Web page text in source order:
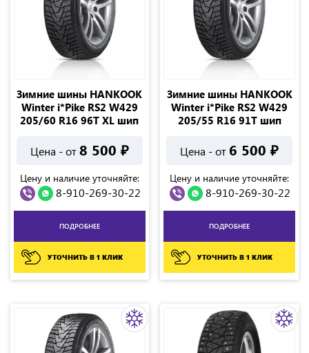
Зимние шины HANKOOK
Winter i*Pike RS2 W429
205/60 R16 96T XL шип
Цена - от8 500 ₽
Цену и наличие уточняйте:
8-910-269-30-22
ПОДРОБНЕЕ
УТОЧНИТЬ В 1 КЛИК
Зимние шины HANKOOK
Winter i*Pike RS2 W429
205/55 R16 91T шип
Цена - от 6 500 ₽
Цену и наличие уточняйте:
8-910-269-30-22
ПОДРОБНЕЕ
УТОЧНИТЬ В 1 КЛИК